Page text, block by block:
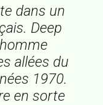
dans un
Deep
allées du
1970.
en sorte